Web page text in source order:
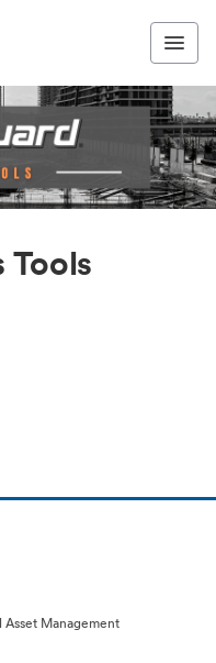
Tools
Management